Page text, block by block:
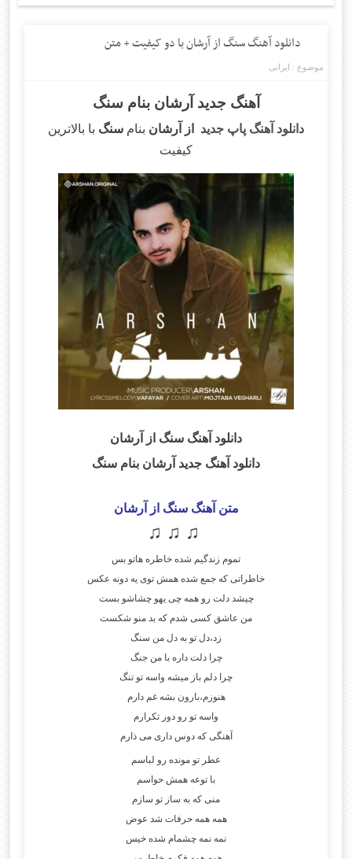
دانلود آهنگ سنگ از آرشان با دو کیفیت + متن
موضوع : ایرانی
آهنگ جدید آرشان بنام سنگ
دانلود آهنگ پاپ جدید از آرشان بنام سنگ با بالاترین
کیفیت
دانلود آهنگ سنگ از آرشان
دانلود آهنگ جدید آرشان بنام سنگ
متن آهنگ سنگ از آرشان
♫ ♫ ♫
تموم زندگیم شده خاطره هاتو بس
خاطراتی که جمع شده همش توی یه دونه عکس
چیشد دلت رو همه چی یهو چشاشو بست
من عاشق کسی شدم که بد منو شکست
زد،دل تو به دل من سنگ
چرا دلت داره با من جنگ
چرا دلم باز میشه واسه تو تنگ
هنوزم،بارون بشه غم دارم
واسه تو رو دور تکرارم
آهنگی که دوس داری می ذارم
عطر تو مونده رو لباسم
با توعه همش حواسم
منی که به ساز تو سازم
همه همه حرفات شد عوض
نمه نمه چشمام شده خیس